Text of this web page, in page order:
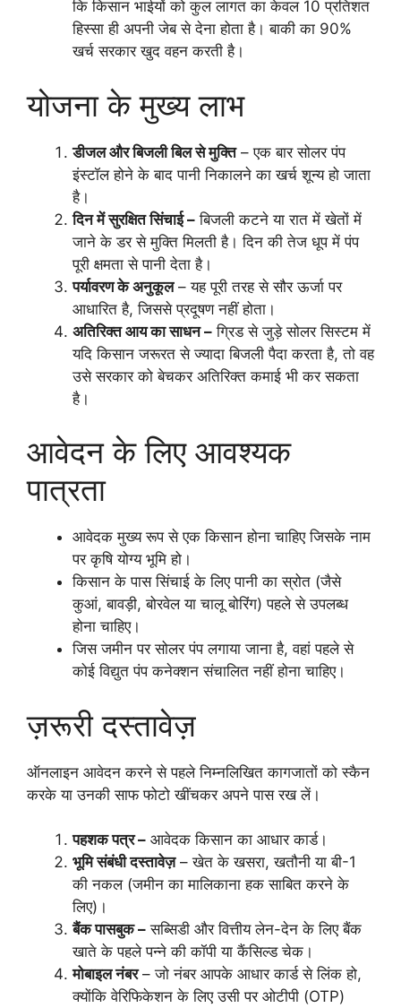
कि किसान भाईयों को कुल लागत का केवल 10 प्रतिशत
हिस्सा ही अपनी जेब से देना होता है। बाकी का 90%
खर्च सरकार खुद वहन करती है।
योजना के मुख्य लाभ
डीजल और बिजली बिल से मुक्ति– एक बार सोलर पंप
इंस्टॉल होने के बाद पानी निकालने का खर्च शून्य हो जाता
है।
दिन में सुरक्षित सिंचाई – बिजली कटने या रात में खेतों में
जाने के डर से मुक्ति मिलती है। दिन की तेज धूप में पंप
पूरी क्षमता से पानी देता है।
पर्यावरण के अनुकूल– यह पूरी तरह से सौर ऊर्जा पर
आधारित है, जिससे प्रदूषण नहीं होता।
अतिरिक्त आय का साधन – ग्रिड से जुड़े सोलर सिस्टम में
यदि किसान जरूरत से ज्यादा बिजली पैदा करता है, तो वह
उसे सरकार को बेचकर अतिरिक्त कमाई भी कर सकता
है।
आवेदन के लिए आवश्यक
पात्रता
आवेदक मुख्य रूप से एक किसान होना चाहिए जिसके नाम
पर कृषि योग्य भूमि हो।
किसान के पास सिंचाई के लिए पानी का स्रोत (जैसे
कुआं, बावड़ी, बोरवेल या चालू बोरिंग) पहले से उपलब्ध
होना चाहिए।
जिस जमीन पर सोलर पंप लगाया जाना है, वहां पहले से
कोई विद्युत पंप कनेक्शन संचालित नहीं होना चाहिए।
ज़रूरी दस्तावेज़
ऑनलाइन आवेदन करने से पहले निम्नलिखित कागजातों को स्कैन
करके या उनकी साफ फोटो खींचकर अपने पास रख लें।
पहशक पत्र – आवेदक किसान का आधार कार्ड।
भूमि संबंधी दस्तावेज़– खेत के खसरा, खतौनी या बी-1
की नकल (जमीन का मालिकाना हक साबित करने के
लिए)।
बैंक पासबुक – सब्सिडी और वित्तीय लेन-देन के लिए बैंक
खाते के पहले पन्ने की कॉपी या कैंसिल्ड चेक।
मोबाइल नंबर– जो नंबर आपके आधार कार्ड से लिंक हो,
क्योंकि वेरिफिकेशन के लिए उसी पर ओटीपी (OTP)